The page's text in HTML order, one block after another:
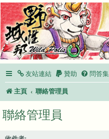
友站連結 贊助 問答集
主頁 聯絡管理員
聯絡管理員